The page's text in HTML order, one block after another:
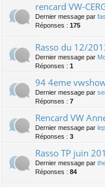
rencard VW-
Dernier message par
Réponses : 175
Rasso du 12/
Dernier message par
Réponses : 1
94 4eme
Dernier message par
Réponses : 7
Rencard VW
Dernier message par
Réponses : 3
Rasso TP juin
Dernier message par
Réponses : 84